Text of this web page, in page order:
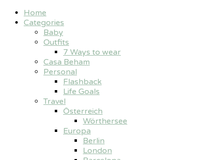
Home
Categories
Baby
Outfits
7 Ways to wear
Casa Beham
Personal
Flashback
Life Goals
Travel
Österreich
Wörthersee
Europa
Berlin
London